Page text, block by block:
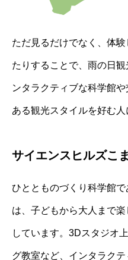
ただ見るだけでなく、体
たりすることで、雨の日
ンタラクティブな科学館
ある観光スタイルを好む人
サイエンスヒルズこ
ひととものづくり科学館
は、子どもから大人まで
しています。3Dスタジオ
グ教室など、インタラク